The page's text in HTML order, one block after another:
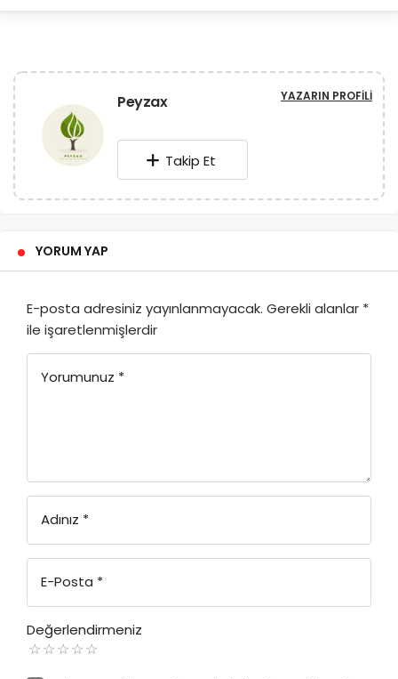
Peyzax YAZARIN PROFILI
Takip Et
YORUM YAP
E-posta adresiniz yayınlanmayacak. Gerekli alanlar *
ile işaretlenmişlerdir
Yorumunuz *
Adınız *
E-Posta *
Değerlendirmeniz